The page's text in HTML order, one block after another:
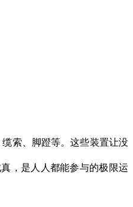
索、脚蹬等。这些装置让没
，是人人都能参与的极限运